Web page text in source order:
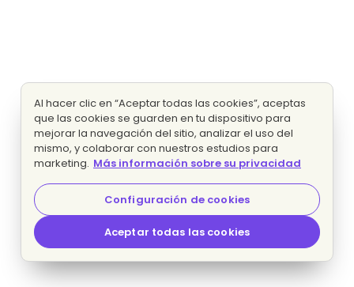
Al hacer clic en “Aceptar todas las cookies”, aceptas
que las cookies se guarden en tu dispositivo para
mejorar la navegación del sitio, analizar el uso del
mismo, y colaborar con nuestros estudios para
marketing. Más información sobre su privacidad
Configuración de cookies
Aceptar todas las cookies